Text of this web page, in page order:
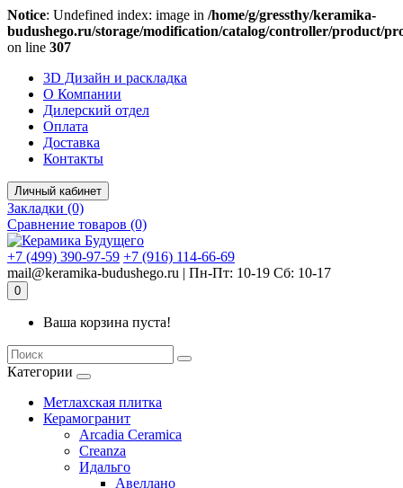
Notice: Undefined index: image in /home/g/gressthy/keramika-
budushego.ru/storage/modification/catalog/controller/product/
on line 307
3D Дизайн и раскладка
О Компании
Дилерский отдел
Оплата
Доставка
Контакты
Личный кабинет
Закладки (0)
Сравнение товаров (0)
+7 (499) 390-97-59 +7 (916) 114-66-69
mail@keramika-budushego.ru | Пн-Пт: 10-19 Сб: 10-17
0
Ваша корзина пуста!
Категории
Метлахская плитка
Керамогранит
Arcadia Ceramica
Creanza
Идальго
Авеллано